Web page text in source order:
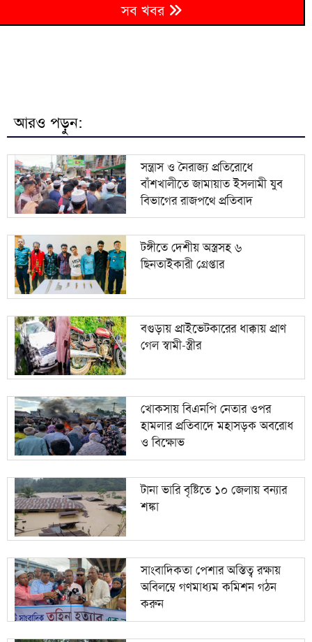
বগুড়ায় প্রাইভেটকারের ধাক্কায় প্রাণ গেল স্বামী-স্ত্রীর
দিল্লি: রণধীর জয়সোয়াল
৯ বিদেশ থেকে চিৎকার করলেও গুরুত্ব দিচ্ছি না: স্বরাষ্ট্রমন্ত্রী
১০ খোকসায় বিএনপি নেতার ওপর হামলার প্রতিবাদে
মহাসড়ক অবরোধ ও বিক্ষোভ
সব খবর
আরও পড়ুন:
সন্ত্রাস ও নৈরাজ্য প্রতিরোধে
বাঁশখালীতে জামায়াত ইসলামী যুব
বিভাগের রাজপথে প্রতিবাদ
টঙ্গীতে দেশীয় অস্ত্রসহ ৬
ছিনতাইকারী গ্রেপ্তার
বগুড়ায় প্রাইভেটকারের ধাক্কায় প্রাণ
গেল স্বামী-স্ত্রীর
খোকসায় বিএনপি নেতার ওপর
হামলার প্রতিবাদে মহাসড়ক অবরোধ
ও বিক্ষোভ
টানা ভারি বৃষ্টিতে ১০ জেলায় বন্যার
শঙ্কা
সাংবাদিকতা পেশার অস্তিত্ব রক্ষায়
অবিলম্বে গণমাধ্যম কমিশন গঠন
করুন